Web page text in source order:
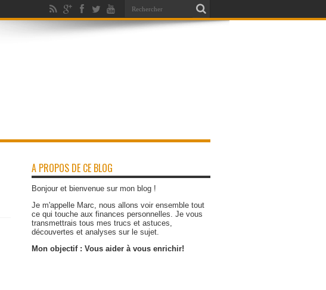
A PROPOS DE CE BLOG
Bonjour et bienvenue sur mon blog !
Je m'appelle Marc, nous allons voir ensemble tout
ce qui touche aux finances personnelles. Je vous
transmettrais tous mes trucs et astuces,
découvertes et analyses sur le sujet.
Mon objectif : Vous aider à vous enrichir!